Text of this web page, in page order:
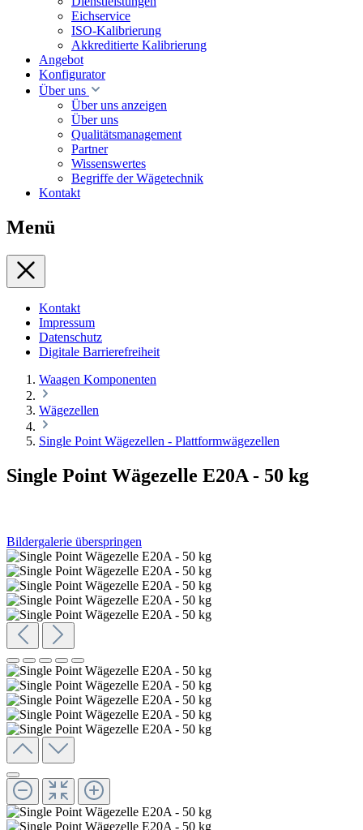
Eichservice
ISO-Kalibrierung
Akkreditierte Kalibrierung
Angebot
Konfigurator
Über uns
Über uns anzeigen
Über uns
Qualitätsmanagement
Partner
Wissenswertes
Begriffe der Wägetechnik
Kontakt
Menü
Kontakt
Impressum
Datenschutz
Digitale Barrierefreiheit
Waagen Komponenten
Wägezellen
Single Point Wägezellen - Plattformwägezellen
Single Point Wägezelle E20A - 50 kg
Bildergalerie überspringen